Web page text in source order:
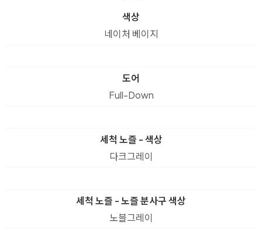
색상
네이처 베이지
도어
Full-Down
세척 노즐 - 색상
다크그레이
세척 노즐 - 노즐 분사구 색상
노블그레이